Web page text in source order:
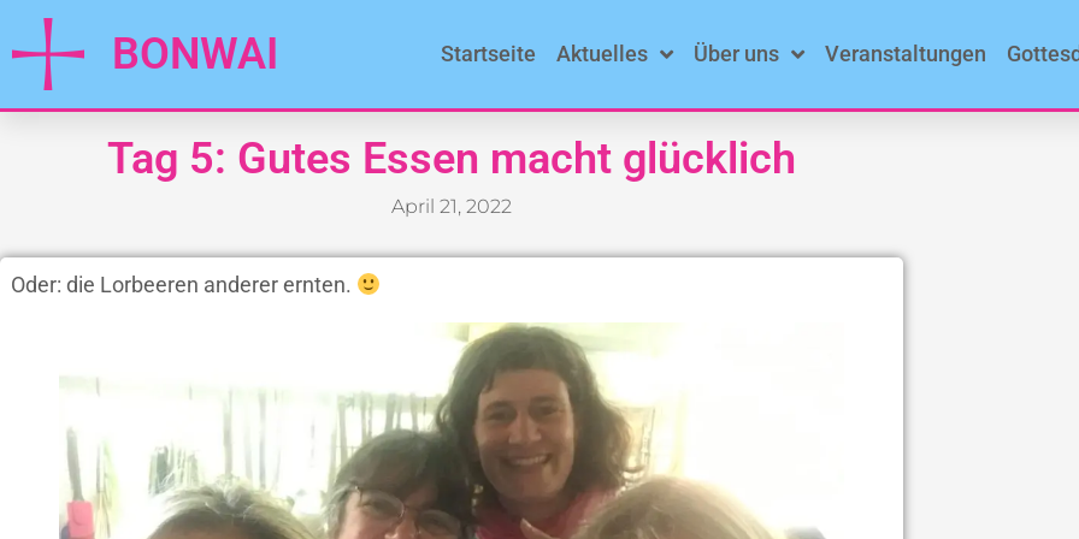
BONWAI Startseite Aktuelles Über uns Veranstaltungen
Tag 5: Gutes Essen macht glücklich
April 21, 2022
Oder: die Lorbeeren anderer ernten.